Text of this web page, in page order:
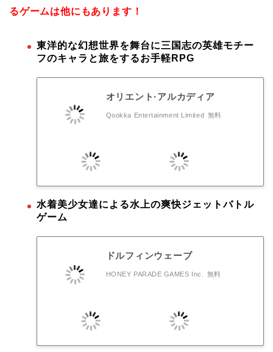
るゲームは他にもあります！
東洋的な幻想世界を舞台に三国志の英雄モチー
フのキャラと旅をするお手軽RPG
オリエント·アルカディア
Qookka Entertainment Limited 無料
水着美少女達による水上の爽快ジェットバトル
ゲーム
ドルフィンウェーブ
HONEY PARADE GAMES Inc. 無料